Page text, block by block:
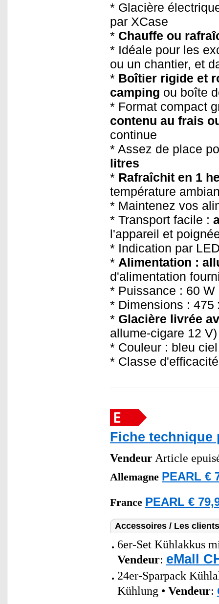
* Glacière
par XCase
* Chauffe ou
* Idéale pour les
ou un chantier, et
* Boîtier rigide et
camping ou boîte
* Format compact
contenu au frais
continue
* Assez de place
litres
* Rafraîchit en 1
température
* Maintenez vos
* Transport facile :
l'appareil et
* Indication par
* Alimentation :
d'alimentation
* Puissance : 60 W
* Dimensions : 475
* Glacière livrée
allume-cigare 12 V)
* Couleur : bleu
* Classe
Fiche technique
Vendeur Article
Allemagne PEARL €
France PEARL €
Accessoires / Les
6er-Set Kühlakkus
Vendeur: eMall
24er-Sparpack
Kühlung • Vendeur: